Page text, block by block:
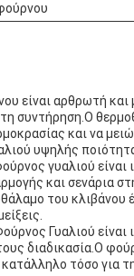
είναι αρθρωτή
συντήρηση.Ο
και να
υψηλής
γυαλιού
και σενάρια
του κλιβάνου
Γυαλιού είναι
διαδικασία.Ο
κατάλληλο τόσο για